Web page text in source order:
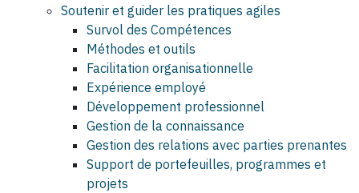
Soutenir et guider les pratiques agiles
Survol des Compétences
Méthodes et outils
Facilitation organisationnelle
Expérience employé
Développement professionnel
Gestion de la connaissance
Gestion des relations avec parties prenantes
Support de portefeuilles, programmes et
projets